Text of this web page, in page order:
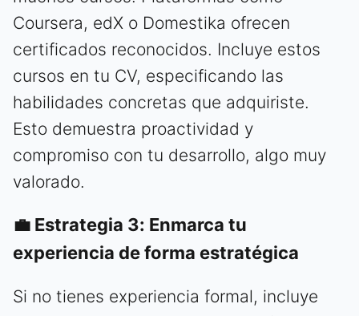
Coursera, edX o Domestika ofrecen
certificados reconocidos. Incluye estos
cursos en tu CV, especificando las
habilidades concretas que adquiriste.
Esto demuestra proactividad y
compromiso con tu desarrollo, algo muy
valorado.
💼 Estrategia 3: Enmarca tu
experiencia de forma estratégica
Si no tienes experiencia formal, incluye